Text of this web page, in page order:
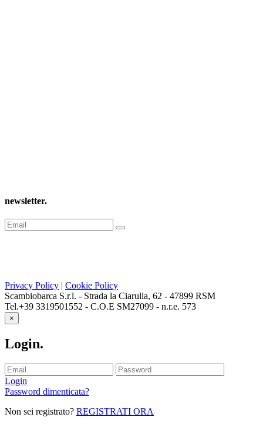
newsletter.
Privacy Policy | Cookie Policy
Scambiobarca S.r.l. - Strada la Ciarulla, 62 - 47899 RSM
Tel.+39 3319501552 - C.O.E SM27099 - n.r.e. 573
×
Login.
Login
Password dimenticata?
Non sei registrato? REGISTRATI ORA